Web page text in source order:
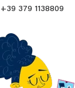
+39 379 1138809